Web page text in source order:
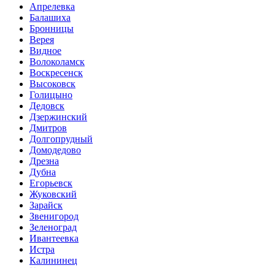
Апрелевка
Балашиха
Бронницы
Верея
Видное
Волоколамск
Воскресенск
Высоковск
Голицыно
Дедовск
Дзержинский
Дмитров
Долгопрудный
Домодедово
Дрезна
Дубна
Егорьевск
Жуковский
Зарайск
Звенигород
Зеленоград
Ивантеевка
Истра
Калининец